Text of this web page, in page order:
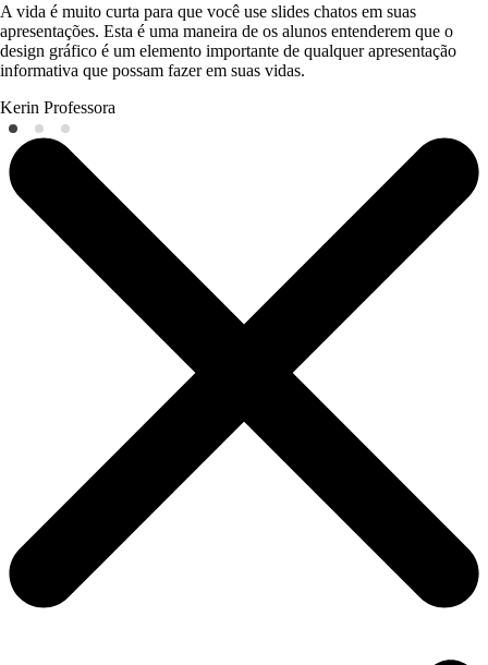
A vida é muito curta para que você use slides chatos em suas
apresentações. Esta é uma maneira de os alunos entenderem que o
design gráfico é um elemento importante de qualquer apresentação
informativa que possam fazer em suas vidas.
Kerin Professora